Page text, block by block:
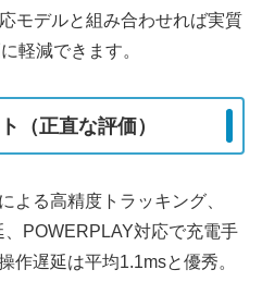
モデルと組み合わせれば実質
軽減できます。
（正直な評価）
よる高精度トラッキング、
POWERPLAY対応で充電手
作遅延は平均1.1msと優秀。